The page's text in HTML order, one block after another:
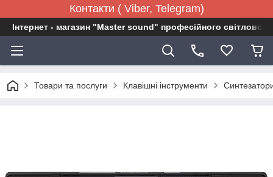
Контакти ( Viber, Telegram)
Інтернет - магазин "Master sound" професійного
Товари та послуги Клавішні інструменти